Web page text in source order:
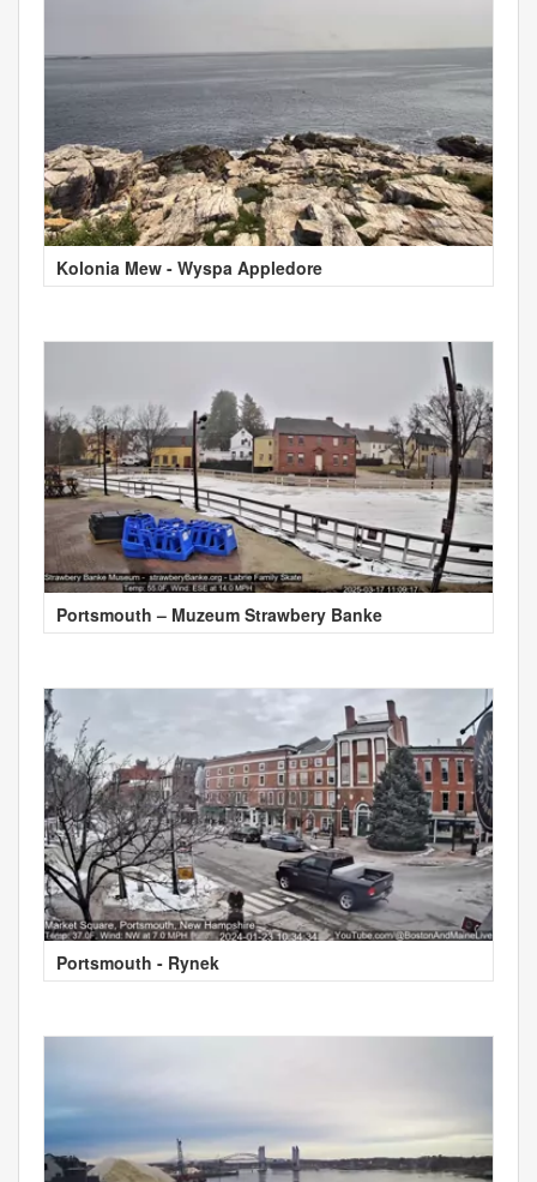
Kolonia Mew - Wyspa Appledore
Portsmouth – Muzeum Strawbery Banke
Portsmouth - Rynek